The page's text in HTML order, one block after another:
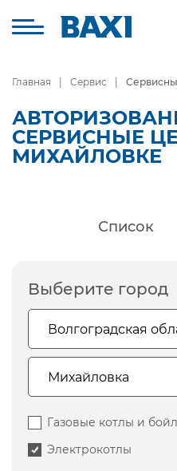
Главная Сервис
СЕРВИСНЫЕ
МИХАЙЛОВКЕ
Список
Выберите город
Газовые котлы и
Электрокотлы